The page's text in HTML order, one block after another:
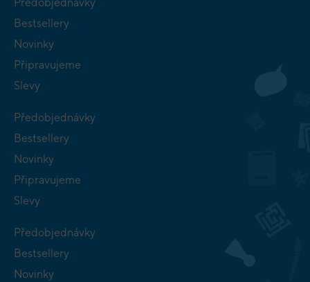
Bestsellery
Novinky
Připravujeme
Slevy
Předobjednávky
Bestsellery
Novinky
Připravujeme
Slevy
Předobjednávky
Bestsellery
Novinky